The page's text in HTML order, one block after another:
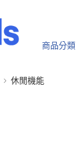
商品分類
休閒機能